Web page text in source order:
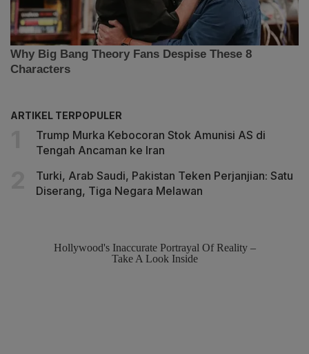
ARTIKEL TERPOPULER
Trump Murka Kebocoran Stok Amunisi AS di
Tengah Ancaman ke Iran
Turki, Arab Saudi, Pakistan Teken Perjanjian: Satu
Diserang, Tiga Negara Melawan